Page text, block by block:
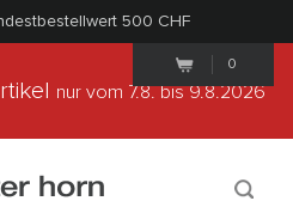
500 CHF
0
nur vom 7.8.bis 9.8.2026